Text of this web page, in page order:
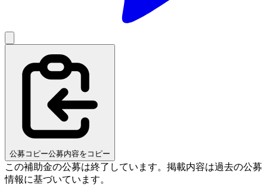
公募コピー公募内容をコピー
この補助金の公募は終了しています。 掲載内容は過去の公募
情報に基づいています。